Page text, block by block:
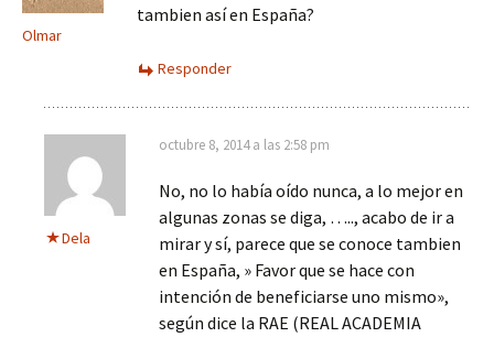
Olmar
tambien así en España?
Responder
Dela
octubre 8, 2014 a las 2:58 pm
No, no lo había oído nunca, a lo mejor en
algunas zonas se diga, ….., acabo de ir a
mirar y sí, parece que se conoce tambien
en España, » Favor que se hace con
intención de beneficiarse uno mismo»,
según dice la RAE (REAL ACADEMIA